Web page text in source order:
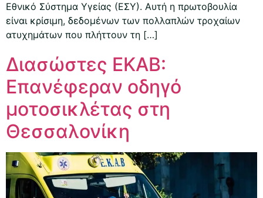
Εθνικό Σύστημα Υγείας (ΕΣΥ). Αυτή η πρωτοβουλία
είναι κρίσιμη, δεδομένων των πολλαπλών τροχαίων
ατυχημάτων που πλήττουν τη […]
Διασώστες ΕΚΑΒ:
Επανέφεραν οδηγό
μοτοσικλέτας στη
Θεσσαλονίκη